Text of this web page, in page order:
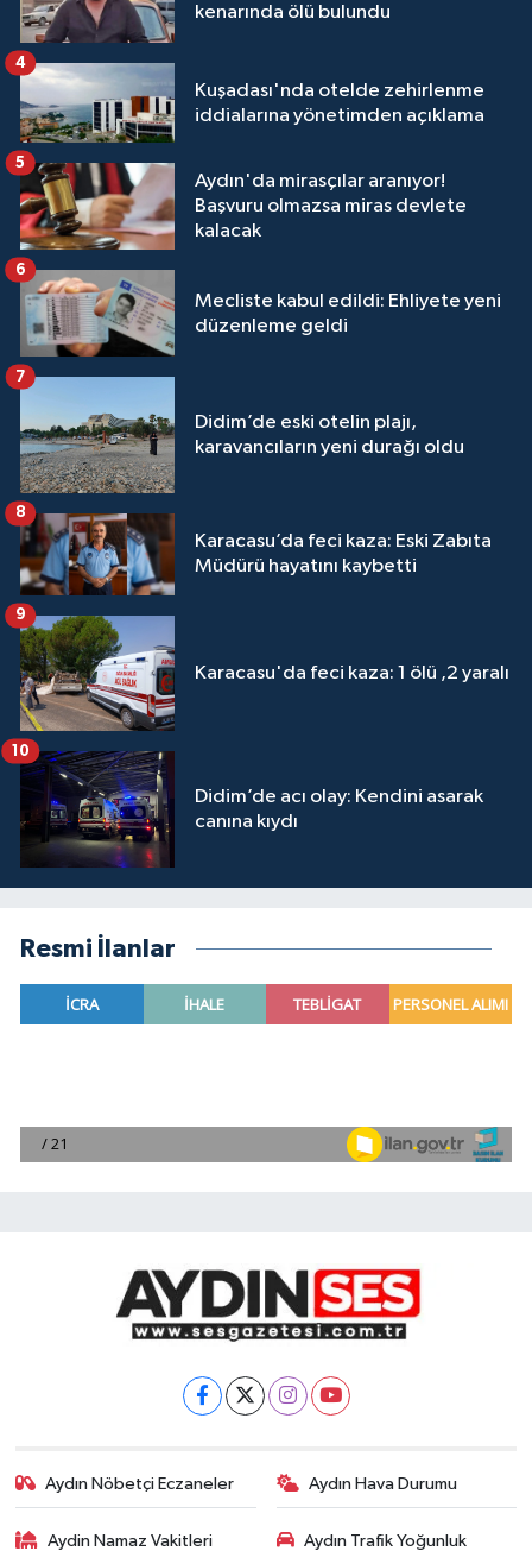
kenarında ölü bulundu
Kuşadası'nda otelde zehirlenme
iddialarına yönetimden açıklama
4
Aydın'da mirasçılar aranıyor!
Başvuru olmazsa miras devlete
kalacak
5
Mecliste kabul edildi: Ehliyete yeni
düzenleme geldi
6
Didim’de eski otelin plajı,
karavancıların yeni durağı oldu
7
Karacasu’da feci kaza: Eski Zabıta
Müdürü hayatını kaybetti
8
Karacasu'da feci kaza: 1 ölü ,2 yaralı
9
Didim’de acı olay: Kendini asarak
canına kıydı
10
Resmi İlanlar
Aydın Nöbetçi Eczaneler Aydın Hava Durumu
Aydin Namaz Vakitleri Aydın Trafik Yoğunluk